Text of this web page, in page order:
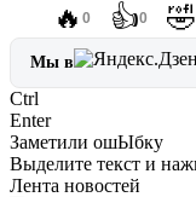
🔥 0 👍0 🤣
Мы в
Ctrl
Enter
Заметили ошЫбку
Выделите текст и
Лента новостей